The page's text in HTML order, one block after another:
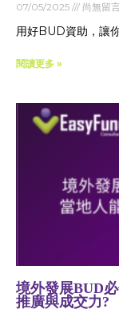
07/05/2025 尚無留
用好BUD資助，讓
閱讀更多 »
境外發展BUD
推廣與成交力?